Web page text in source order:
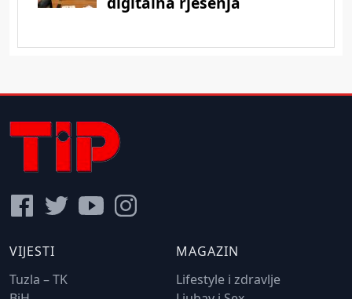
VIJESTI
Tuzla – TK
MAGAZIN
Lifestyle i zdravlje